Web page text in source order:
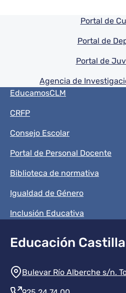
Pie de paginaPortal de
Portal de
Portal de
Agencia de
Menú del pie
EducamosCLM
CRFP
Consejo Escolar
Portal de Personal Docente
Biblioteca de normativa
Igualdad de Género
Inclusión Educativa
Educación
Información de la
Bulevar Río Alberche s/n.